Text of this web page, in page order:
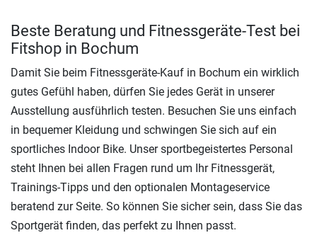
Beste Beratung und Fitnessgeräte-Test bei
Fitshop in Bochum
Damit Sie beim Fitnessgeräte-Kauf in Bochum ein wirklich
gutes Gefühl haben, dürfen Sie jedes Gerät in unserer
Ausstellung ausführlich testen. Besuchen Sie uns einfach
in bequemer Kleidung und schwingen Sie sich auf ein
sportliches Indoor Bike. Unser sportbegeistertes Personal
steht Ihnen bei allen Fragen rund um Ihr Fitnessgerät,
Trainings-Tipps und den optionalen Montageservice
beratend zur Seite. So können Sie sicher sein, dass Sie das
Sportgerät finden, das perfekt zu Ihnen passt.